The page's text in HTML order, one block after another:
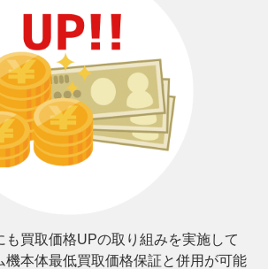
も買取価格UPの取り組みを実施して
機本体最低買取価格保証と併⽤が可能